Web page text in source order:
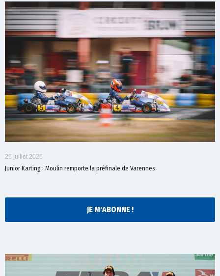
26 juillet 2026
Junior Karting : Moulin remporte la préfinale de Varennes
JE M'ABONNE !